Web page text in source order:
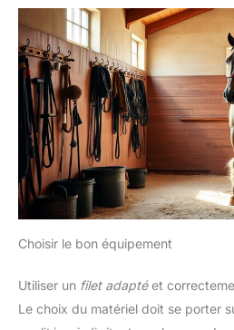
Choisir le bon équipement
Utiliser un filet adaptéet
Le choix du matériel doit se porter